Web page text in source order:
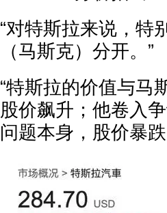
“对特斯拉来说，特
（马斯克）分开。”
“特斯拉的价值与马
股价飙升；他卷入
问题本身，股价暴